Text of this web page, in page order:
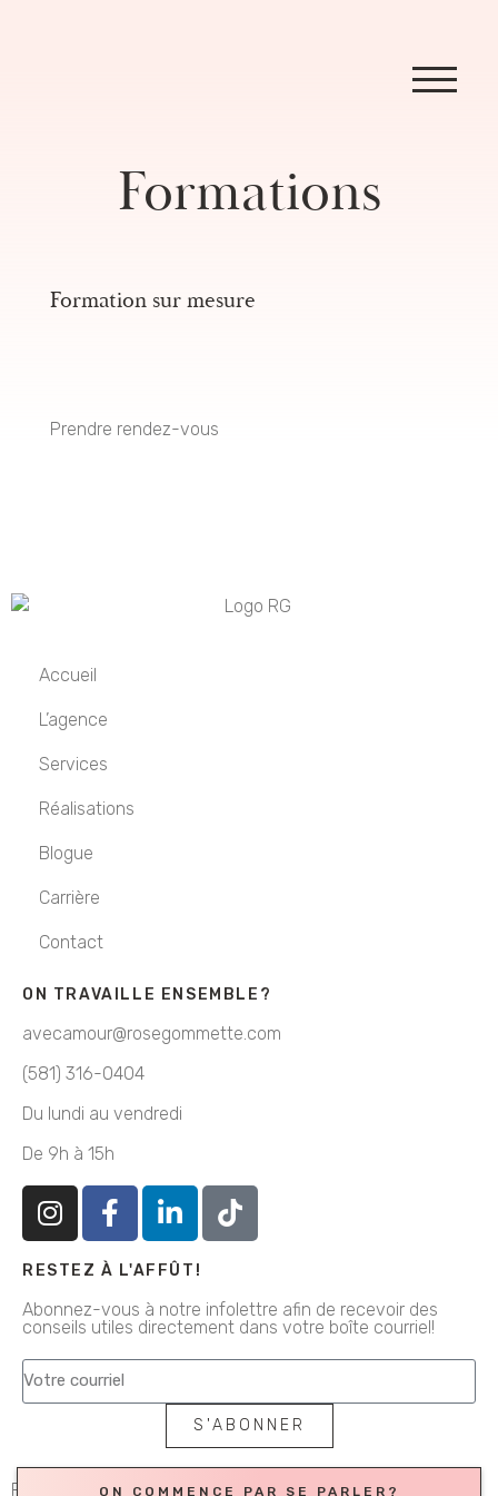
ON COMMENCE PAR SE PARLER?
Formations
Formation sur mesure
Prendre rendez-vous
Accueil
L’agence
Services
Réalisations
Blogue
Carrière
Contact
ON TRAVAILLE ENSEMBLE?
avecamour@rosegommette.com
(581) 316-0404
Du lundi au vendredi
De 9h à 15h
RESTEZ À L'AFFÛT!
Abonnez-vous à notre infolettre afin de recevoir des
conseils utiles directement dans votre boîte courriel!
S'ABONNER
Politique de confidentialité